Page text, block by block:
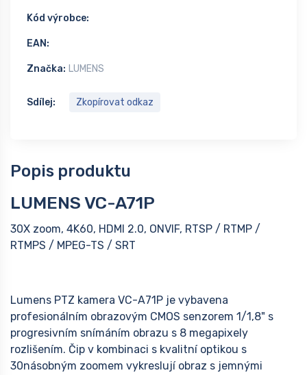
Kód výrobce:
EAN:
Značka: LUMENS
Sdílej: Zkopírovat odkaz
Popis produktu
LUMENS VC-A71P
30X zoom, 4K60, HDMI 2.0, ONVIF, RTSP / RTMP /
RTMPS / MPEG-TS / SRT
Lumens PTZ kamera VC-A71P je vybavena
profesionálním obrazovým CMOS senzorem 1/1,8" s
progresivním snímáním obrazu s 8 megapixely
rozlišením. Čip v kombinaci s kvalitní optikou s
30násobným zoomem vykreslují obraz s jemnými